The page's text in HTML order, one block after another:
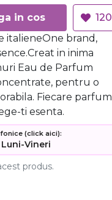
Adauga in cos
120
italieneOne brand,
in inima
Eau de Parfum
pentru o
Fiecare parfum
ti esenta.
(click aici):
Vineri
produs.